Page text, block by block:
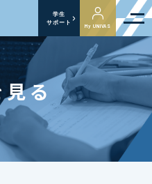
学生
サポート
My UNIVAS
る